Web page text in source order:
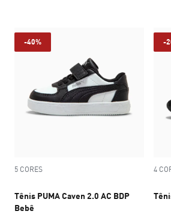
-40%
5 CORES
Tênis PUMA Caven 2.0 AC BDP
Bebê
-
4